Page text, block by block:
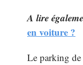
A lire
en voiture ?
Le parking de